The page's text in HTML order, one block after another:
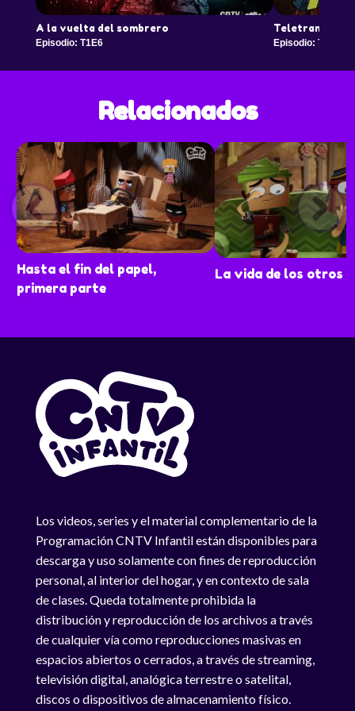
A la vuelta del sombrero
Episodio: T1E6 Episodio: T1E7
Relacionados
Hasta el fin del papel,
primera parte
La vida de los otros
Los videos, series y el material complementario de la
Programación CNTV Infantil están disponibles para
descarga y uso solamente con fines de reproducción
personal, al interior del hogar, y en contexto de sala
de clases. Queda totalmente prohibida la
distribución y reproducción de los archivos a través
de cualquier vía como reproducciones masivas en
espacios abiertos o cerrados, a través de streaming,
televisión digital, analógica terrestre o satelital,
discos o dispositivos de almacenamiento físico.